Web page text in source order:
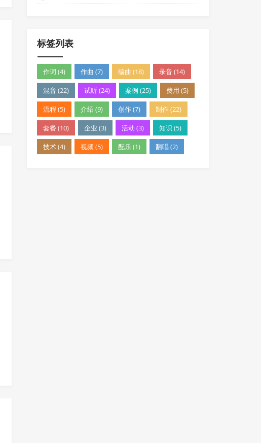
标签列表
作词 (4) 作曲 (7) 编曲 (18) 录音 (14)
混音 (22) 试听 (24) 案例 (25) 费用 (5)
流程 (5) 介绍 (9) 创作 (7) 制作 (22)
套餐 (10) 企业 (3) 活动 (3) 知识 (5)
技术 (4) 视频 (5) 配乐 (1) 翻唱 (2)